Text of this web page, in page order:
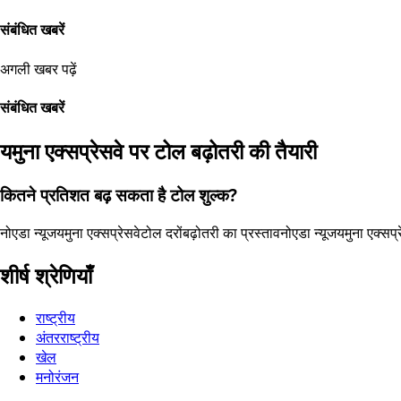
संबंधित खबरें
अगली खबर पढ़ें
संबंधित खबरें
यमुना एक्सप्रेसवे पर टोल बढ़ोतरी की तैयारी
कितने प्रतिशत बढ़ सकता है टोल शुल्क?
नोएडा न्यूजयमुना एक्सप्रेसवेटोल दरोंबढ़ोतरी का प्रस्तावनोएडा न्यूजयमुना
शीर्ष श्रेणियाँ
राष्ट्रीय
अंतरराष्ट्रीय
खेल
मनोरंजन